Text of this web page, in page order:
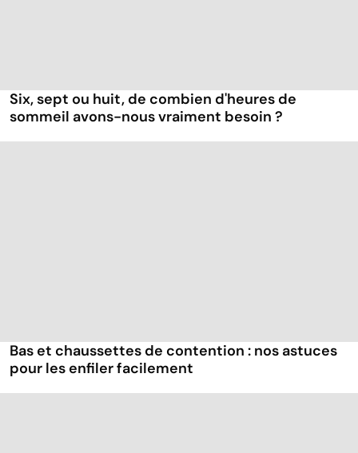
Six, sept ou huit, de combien d'heures de
sommeil avons-nous vraiment besoin ?
Bas et chaussettes de contention : nos astuces
pour les enfiler facilement